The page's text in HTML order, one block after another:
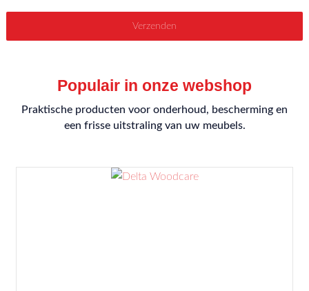
Populair in onze webshop
Praktische producten voor onderhoud, bescherming en
een frisse uitstraling van uw meubels.